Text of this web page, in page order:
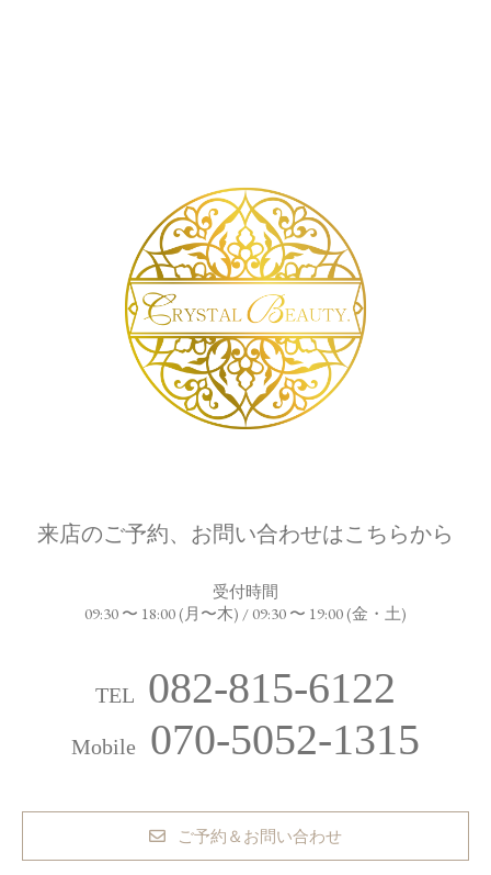
来店のご予約、お問い合わせはこちらから
受付時間
09:30 〜 18:00 (月〜木) / 09:30 〜 19:00 (金・土)
TEL 082-815-6122
Mobile 070-5052-1315
ご予約＆お問い合わせ